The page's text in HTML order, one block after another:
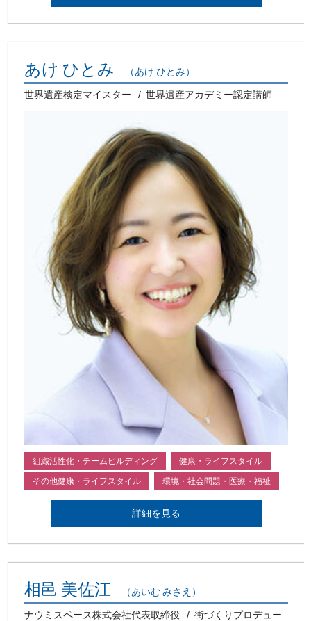
あけ ひとみ （あけ ひとみ）
世界遺産検定マイスター 世界遺産アカデミー認定講師
組織活性化・チームビルディング 健康・ライフスタイル
その他健康・ライフスタイル 環境・社会問題・医療・福祉
詳細を見る
相邑 美佐江 （あいむ みさえ）
ナウミスペース株式会社代表取締役
街づくりプロデュー